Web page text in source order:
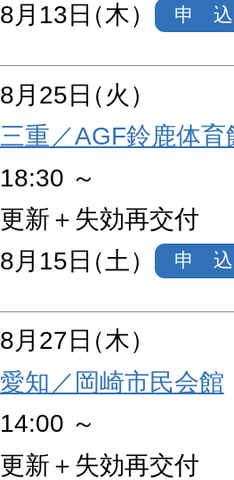
8月13日（木） 申 込
8月25日（火）
三重／AGF鈴鹿体育
18:30 ～
更新＋失効再交付
8月15日（土） 申 込
8月27日（木）
愛知／岡崎市民会館
14:00 ～
更新＋失効再交付